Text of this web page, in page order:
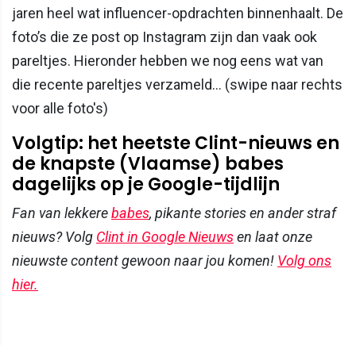
jaren heel wat influencer-opdrachten binnenhaalt. De
foto’s die ze post op Instagram zijn dan vaak ook
pareltjes. Hieronder hebben we nog eens wat van
die recente pareltjes verzameld... (swipe naar rechts
voor alle foto's)
Volgtip: het heetste Clint-nieuws en
de knapste (Vlaamse) babes
dagelijks op je Google-tijdlijn
Fan van lekkerebabes, pikante stories en ander straf
nieuws? Volg Clint in Google Nieuwsen laat onze
nieuwste content gewoon naar jou komen! Volg ons
hier.